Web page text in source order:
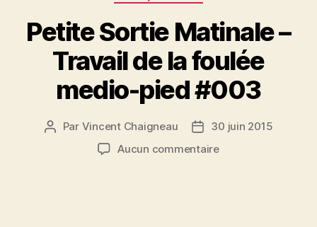
Petite Sortie Matinale –
Travail de la foulée
medio-pied #003
Auteur
Par Vincent Chaigneau
Date
de
30 juin 2015
Aucun commentairesur